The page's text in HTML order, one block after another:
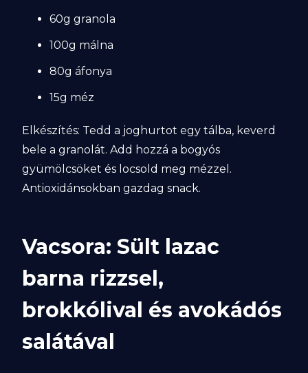
60g granola
100g málna
80g áfonya
15g méz
Elkészítés: Tedd a joghurtot egy tálba, keverd
bele a granolát. Add hozzá a bogyós
gyümölcsöket és locsold meg mézzel.
Antioxidánsokban gazdag snack.
Vacsora: Sült lazac
barna rizzsel,
brokkólival és avokádós
salátával